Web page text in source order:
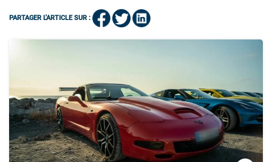
PARTAGER L'ARTICLE SUR :